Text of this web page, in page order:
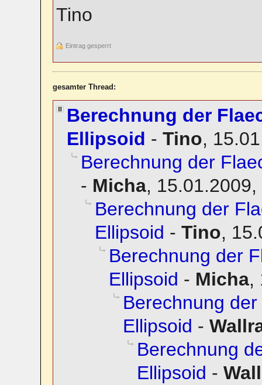
Tino
Eintrag gesperrt
gesamter Thread:
Berechnung der
Ellipsoid - Tino,
Berechnung der
- Micha, 15.01.2009,
Berechnung der
Ellipsoid - Tino,
Berechnung der
Ellipsoid - Micha,
Berechnung
Ellipsoid -
Berechnung
Ellipsoid -